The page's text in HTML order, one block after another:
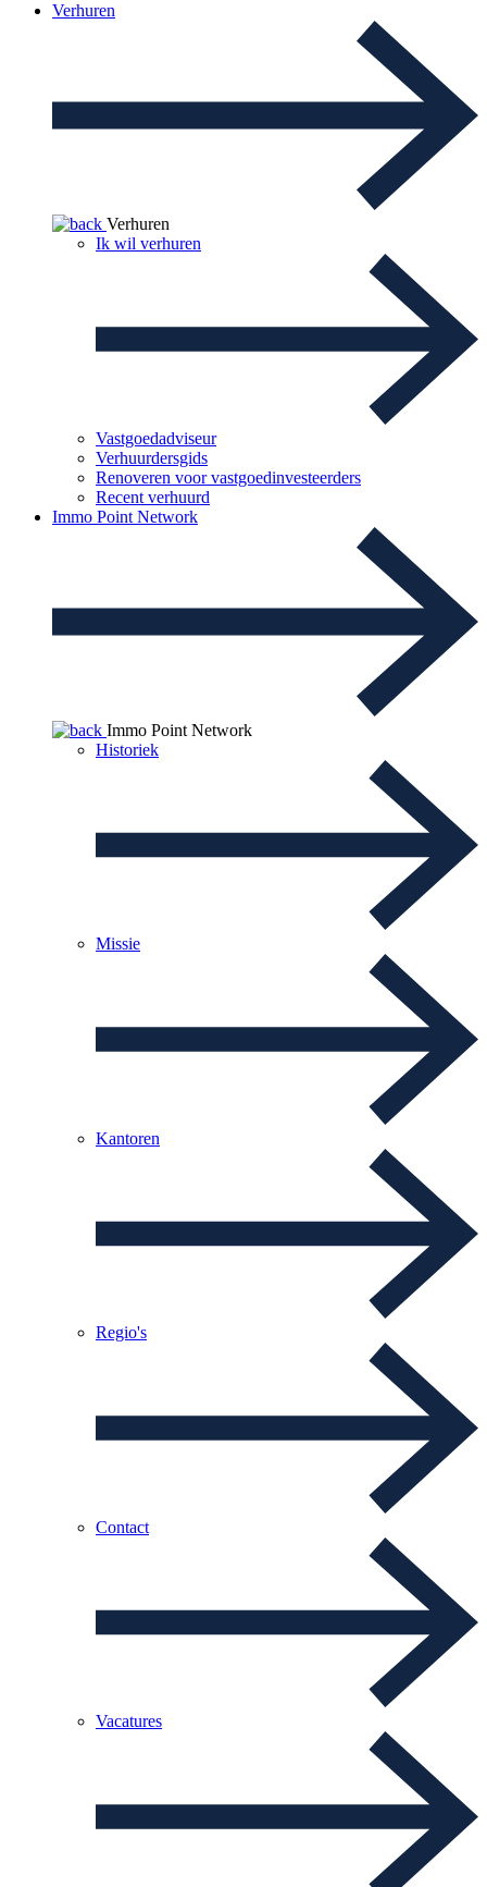
Verhuren
Verhuren
Ik wil verhuren
Vastgoedadviseur
Verhuurdersgids
Renoveren voor vastgoedinvesteerders
Recent verhuurd
Immo Point Network
Immo Point Network
Historiek
Missie
Kantoren
Regio's
Contact
Vacatures